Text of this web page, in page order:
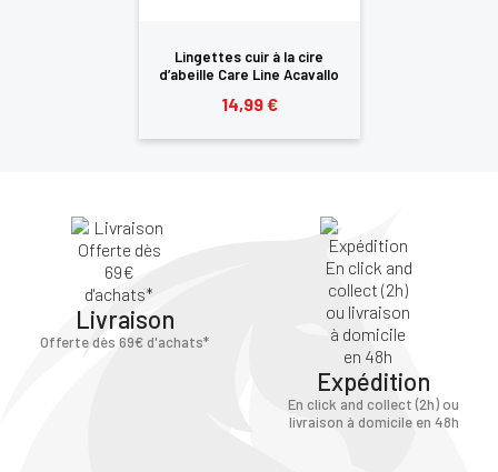
Lingettes cuir à la cire
d’abeille Care Line Acavallo
14,99 €
Livraison
Offerte dès 69€ d'achats*
Expédition
En click and collect (2h) ou
livraison à domicile en 48h